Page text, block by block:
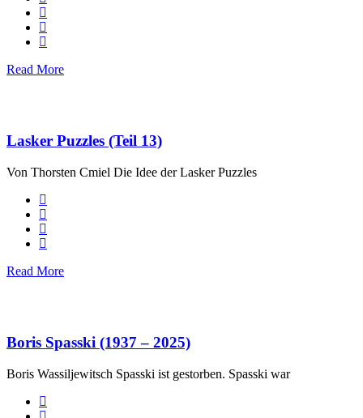
Read More
Lasker Puzzles (Teil 13)
Von Thorsten Cmiel Die Idee der Lasker Puzzles
Read More
Boris Spasski (1937 – 2025)
Boris Wassiljewitsch Spasski ist gestorben. Spasski war